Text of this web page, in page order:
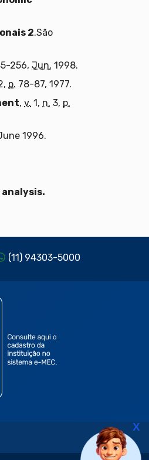
2.São
256, Jun. 1998.
p. 78-87, 1977.
, v. 1, n. 3, p.
1996.
(11) 94303-5000
X